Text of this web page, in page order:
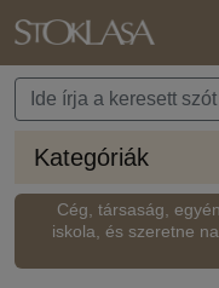
Kategóriák
Cég, társaság,
iskola, és szeretne